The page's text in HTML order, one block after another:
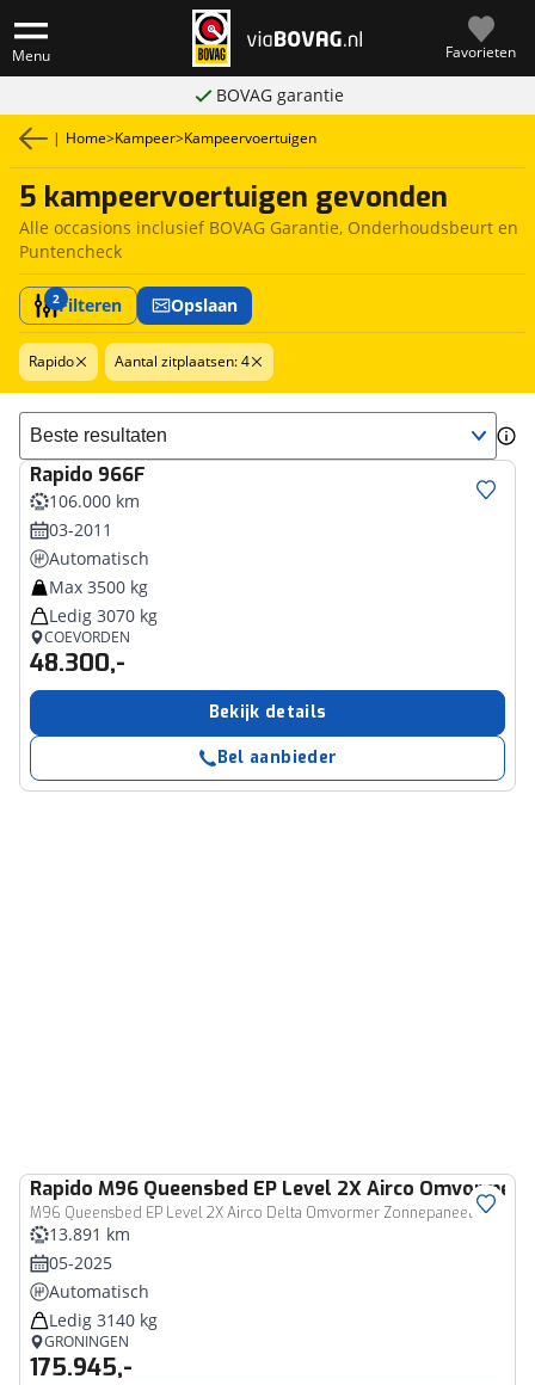
Menu Favorieten
BOVAG garantie
| Home>Kampeer>Kampeervoertuigen
5 kampeervoertuigen gevonden
Alle occasions inclusief BOVAG Garantie, Onderhoudsbeurt en
Puntencheck
2Filteren Opslaan
Rapido Aantal zitplaatsen: 4
Sorteer resultaten
Rapido 966F
106.000 km
03-2011
Automatisch
Max 3500 kg
Ledig 3070 kg
COEVORDEN
48.300,-
Bekijk details
Bel aanbieder
Rapido M96 Queensbed EP Level 2X Airco Omvormer
M96 Queensbed EP Level 2X Airco Delta Omvormer Zonnepaneel
13.891 km
05-2025
Automatisch
Ledig 3140 kg
GRONINGEN
175.945,-